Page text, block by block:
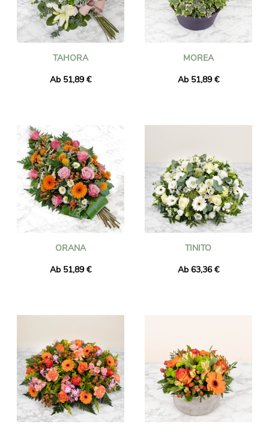
TAHORA
Ab 51,89 €
MOREA
Ab 51,89 €
ORANA
Ab 51,89 €
TINITO
Ab 63,36 €